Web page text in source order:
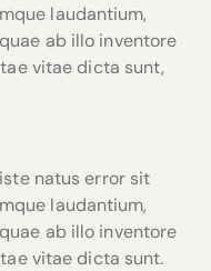
laudantium,
ab illo inventore
vitae dicta sunt,
natus error sit
laudantium,
ab illo inventore
vitae dicta sunt.